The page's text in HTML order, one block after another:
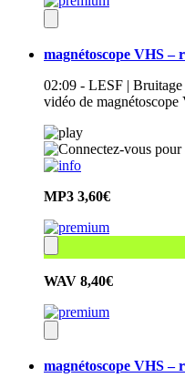
magnétoscope VHS –
02:09 - LESF | Bruitage
vidéo de magnétoscope
MP3 3,60€
WAV 8,40€
magnétoscope VHS –